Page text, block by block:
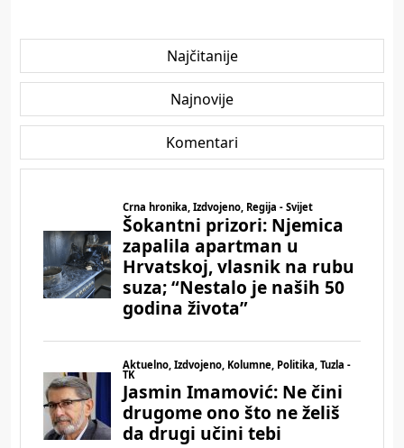
Najčitanije
Najnovije
Komentari